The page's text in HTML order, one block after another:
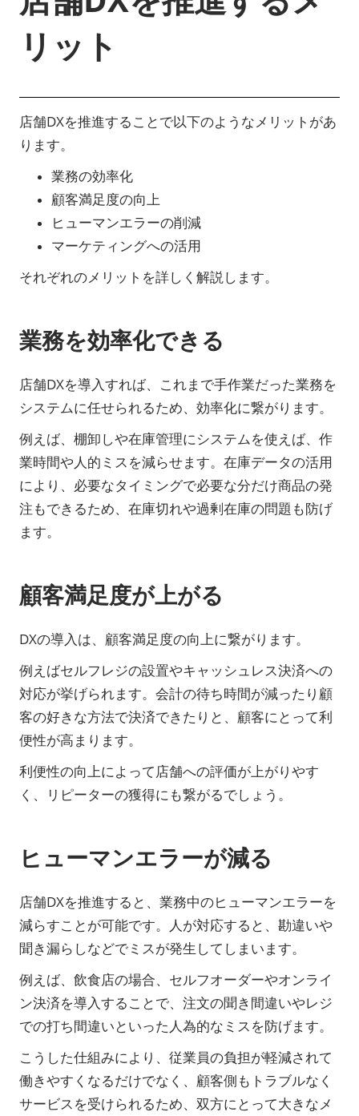
リット
店舗DXを推進することで以下のようなメリットがあ
ります。
業務の効率化
顧客満足度の向上
ヒューマンエラーの削減
マーケティングへの活用
それぞれのメリットを詳しく解説します。
業務を効率化できる
店舗DXを導入すれば、これまで手作業だった業務を
システムに任せられるため、効率化に繋がります。
例えば、棚卸しや在庫管理にシステムを使えば、作
業時間や人的ミスを減らせます。在庫データの活用
により、必要なタイミングで必要な分だけ商品の発
注もできるため、在庫切れや過剰在庫の問題も防げ
ます。
顧客満足度が上がる
DXの導入は、顧客満足度の向上に繋がります。
例えばセルフレジの設置やキャッシュレス決済への
対応が挙げられます。会計の待ち時間が減ったり顧
客の好きな方法で決済できたりと、顧客にとって利
便性が高まります。
利便性の向上によって店舗への評価が上がりやす
く、リピーターの獲得にも繋がるでしょう。
ヒューマンエラーが減る
店舗DXを推進すると、業務中のヒューマンエラーを
減らすことが可能です。人が対応すると、勘違いや
聞き漏らしなどでミスが発生してしまいます。
例えば、飲食店の場合、セルフオーダーやオンライ
ン決済を導入することで、注文の聞き間違いやレジ
での打ち間違いといった人為的なミスを防げます。
こうした仕組みにより、従業員の負担が軽減されて
働きやすくなるだけでなく、顧客側もトラブルなく
サービスを受けられるため、双方にとって大きなメ